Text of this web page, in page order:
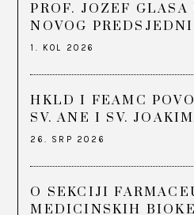
PROF. JOZEF
NOVOG
1. KOL 2026
HKLD I FEAMC
SV. ANE I SV.
26. SRP 2026
O SEKCIJI
MEDICINSKIH